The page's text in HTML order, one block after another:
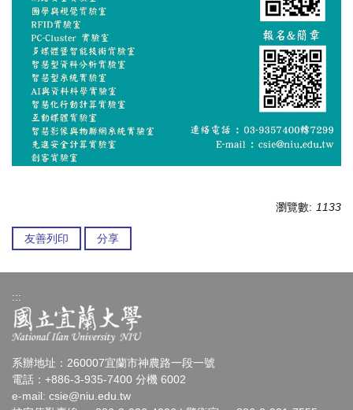
瀏覽數: 1133
友善列印 分享
:::
系辦地址：260007宜蘭市神農路一段一號
電話：+886-3-935-7400 分機 6002
e-mail: csie@niu.edu.tw